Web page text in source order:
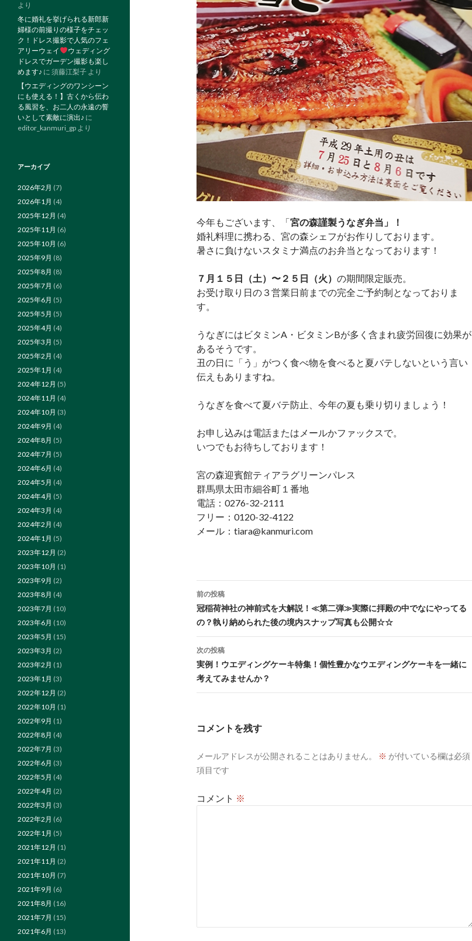
今年もございます、「宮の森謹製うなぎ弁当」！
婚礼料理に携わる、宮の森シェフがお作りしております。
暑さに負けないスタミナ満点のお弁当となっております！
７月１５日（土）〜２５日（火） の期間限定販売。
お受け取り日の３営業日前までの完全ご予約制となっておりま
す。
うなぎにはビタミンA・ビタミンBが多く含まれ疲労回復に効果が
あるそうです。
丑の日に「う」がつく食べ物を食べると夏バテしないという言い
伝えもありますね。
うなぎを食べて夏バテ防止、今年の夏も乗り切りましょう！
お申し込みは電話またはメールかファックスで。
いつでもお待ちしております！
宮の森迎賓館ティアラグリーンパレス
群馬県太田市細谷町１番地
電話：0276-32-2111
フリー：0120-32-4122
メール：tiara@kanmuri.com
投
稿
ナ
ビ
ゲ
ー
ョ
ン
前の投稿
冠稲荷神社の神前式を大解説！≪第二弾≫実際に拝殿の中でなにやってる
の？執り納められた後の境内スナップ写真も公開☆☆
次の投稿
実例！ウエディングケーキ特集！個性豊かなウエディングケーキを一緒に
考えてみませんか？
コメントを残す
メールアドレスが公開されることはありません。 ※ が付いている欄は必須
項目です
コメント ※
より
冬に婚礼を挙げられる新郎新
婦様の前撮りの様子をチェッ
ク！ドレス撮影で人気のフェ
アリーウェイ
ウェディング
ドレスでガーデン撮影も楽し
めます♪ に 須藤江梨子 より
【ウエディングのワンシーン
にも使える！】古くから伝わ
る風習を、お二人の永遠の誓
いとして素敵に演出♪ に
editor_kanmuri_gp より
アーカイブ
2026年2月 (7)
2026年1月 (4)
2025年12月 (4)
2025年11月 (6)
2025年10月 (6)
2025年9月 (8)
2025年8月 (8)
2025年7月 (6)
2025年6月 (5)
2025年5月 (5)
2025年4月 (4)
2025年3月 (5)
2025年2月 (4)
2025年1月 (4)
2024年12月 (5)
2024年11月 (4)
2024年10月 (3)
2024年9月 (4)
2024年8月 (5)
2024年7月 (5)
2024年6月 (4)
2024年5月 (4)
2024年4月 (5)
2024年3月 (4)
2024年2月 (4)
2024年1月 (5)
2023年12月 (2)
2023年10月 (1)
2023年9月 (2)
2023年8月 (4)
2023年7月 (10)
2023年6月 (10)
2023年5月 (15)
2023年3月 (2)
2023年2月 (1)
2023年1月 (3)
2022年12月 (2)
2022年10月 (1)
2022年9月 (1)
2022年8月 (4)
2022年7月 (3)
2022年6月 (3)
2022年5月 (4)
2022年4月 (2)
2022年3月 (3)
2022年2月 (6)
2022年1月 (5)
2021年12月 (1)
2021年11月 (2)
2021年10月 (7)
2021年9月 (6)
2021年8月 (16)
2021年7月 (15)
2021年6月 (13)